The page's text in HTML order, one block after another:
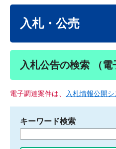
入札・公売
入札公告の検索 （電
電子調達案件は、 入札情報公開
キーワード検索